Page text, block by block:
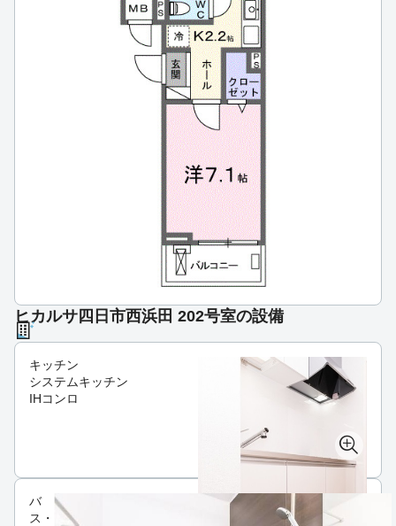
ヒカルサ四日市西浜田 202号室の設備
キッチン
システムキッチン
IHコンロ
バ
ス・